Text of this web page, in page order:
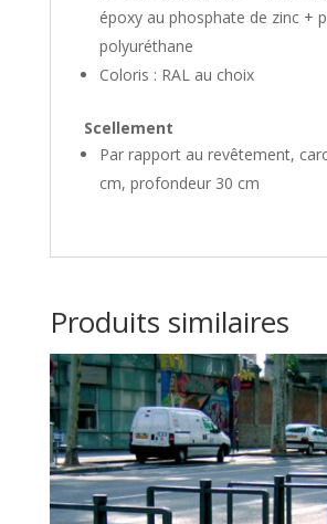
époxy au phosphate de zinc +
polyuréthane
Coloris : RAL au choix
Scellement
Par rapport au revêtement,
cm, profondeur 30 cm
Produits similaires